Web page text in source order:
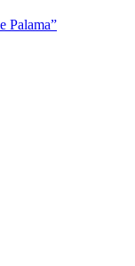
Palama”